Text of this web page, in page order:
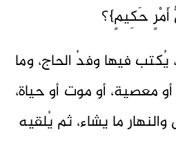
أَمْرٍ حَكِيمٍ}؟
يُكتب فيها وفدُ الحاج، وما
معصية، أو موت أو حياة،
ما يشاء، ثم يُلقيه